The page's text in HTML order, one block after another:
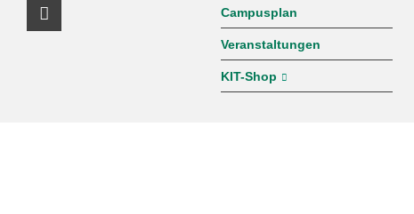
Campusplan
Veranstaltungen
KIT-Shop
Facebook Profil